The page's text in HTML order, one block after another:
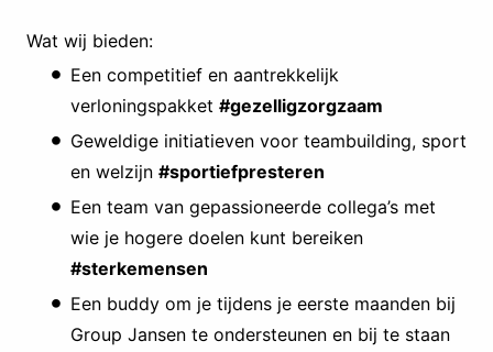
Wat wij bieden:
Een competitief en aantrekkelijk
verloningspakket #gezelligzorgzaam
Geweldige initiatieven voor teambuilding, sport
en welzijn #sportiefpresteren
Een team van gepassioneerde collega’s met
wie je hogere doelen kunt bereiken
#sterkemensen
Een buddy om je tijdens je eerste maanden bij
Group Jansen te ondersteunen en bij te staan